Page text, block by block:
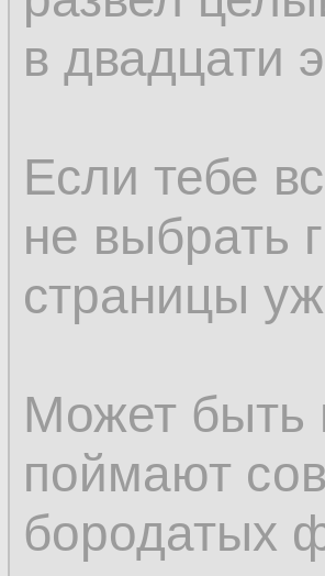
в двадцати
Если тебе
не выбрать
страницы
Может быть
поймают
бородатых